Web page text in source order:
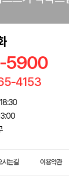
5900
4153
시는길 이용약관